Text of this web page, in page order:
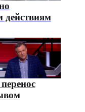
действиям